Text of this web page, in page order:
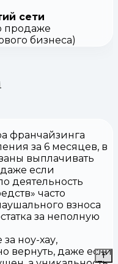
сети
продаже
бизнеса)
франчайзинга
за 6 месяцев, в
выплачивать
если
деятельность
часто
взноса
за неполную
ноу-хау,
вернуть, даже если